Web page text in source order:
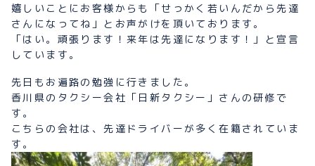
嬉しいことにお客様からも「せっかく若いんだから先達
さんになってね」とお声がけを頂いております。
「はい。頑張ります！来年は先達になります！」と宣言
しています。
先日もお遍路の勉強に行きました。
香川県のタクシー会社「日新タクシー」さんの研修で
す。
こちらの会社は、先達ドライバーが多く在籍されていま
す。